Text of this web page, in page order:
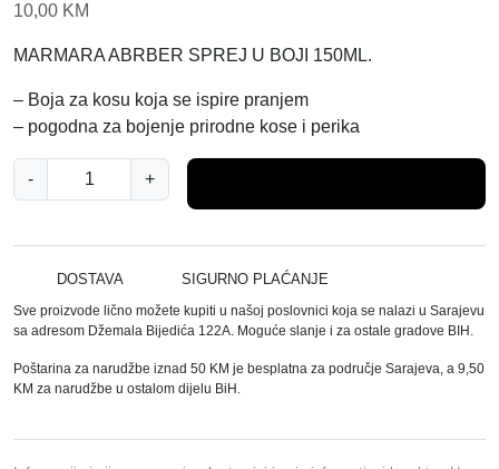
10,00 KM
MARMARA ABRBER SPREJ U BOJI 150ML.
– Boja za kosu koja se ispire pranjem
– pogodna za bojenje prirodne kose i perika
-
A
M
R
A
A
B
E
+
DOSTAVA SIGURNO PLAĆANJE
Sve proizvode lično možete kupiti u našoj poslovnici koja se nalazi u Sarajevu
sa adresom Džemala Bijedića 122A. Moguće slanje i za ostale gradove BIH.
Poštarina za narudžbe iznad 50 KM je besplatna za područje Sarajeva, a 9,50
KM za narudžbe u ostalom dijelu BiH.